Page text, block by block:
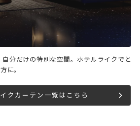
分だけの特別な空間。ホテルライクでと
に。
クカーテン一覧はこちら